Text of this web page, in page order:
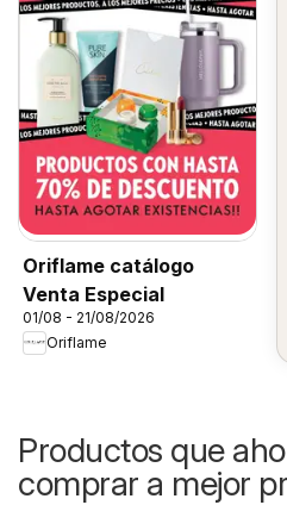
Oriflame catálogo
Venta Especial
01/08 - 21/08/2026
Oriflame
Productos que
comprar a mejor